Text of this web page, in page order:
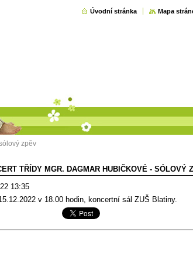
Úvodní stránka Mapa
zpěv
TŘÍDY MGR. DAGMAR HUBIČKOVÉ - SÓLOVÝ
13:35
v 18.00 hodin, koncertní sál ZUŠ Blatiny.